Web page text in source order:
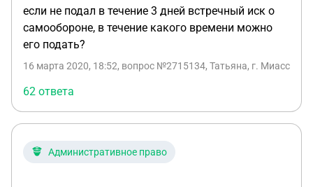
если не подал в течение 3 дней встречный иск о
самообороне, в течение какого времени можно
его подать?
16 марта 2020, 18:52, вопрос №2715134, Татьяна, г. Миасс
62 ответа
Административное право